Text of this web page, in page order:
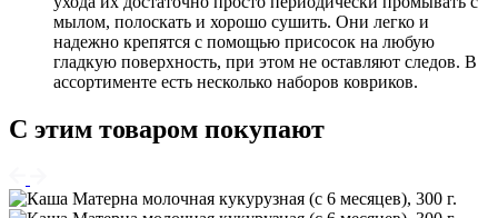
мылом, полоскать и хорошо сушить. Они легко и
надежно крепятся с помощью присосок на любую
гладкую поверхность, при этом не оставляют следов. В
ассортименте есть несколько наборов ковриков.
С этим товаром покупают